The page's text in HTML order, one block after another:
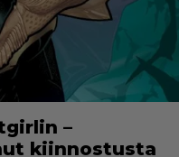
–
kiinnostusta